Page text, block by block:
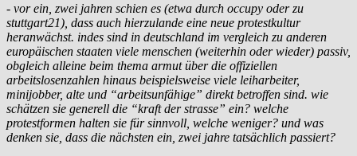
- vor ein, zwei jahren schien es (etwa durch occupy oder zu
stuttgart21), dass auch hierzulande eine neue protestkultur
heranwächst. indes sind in deutschland im vergleich zu anderen
europäischen staaten viele menschen (weiterhin oder wieder) passiv,
obgleich alleine beim thema armut über die offiziellen
arbeitslosenzahlen hinaus beispielsweise viele leiharbeiter,
minijobber, alte und “arbeitsunfähige” direkt betroffen sind. wie
schätzen sie generell die “kraft der strasse” ein? welche
protestformen halten sie für sinnvoll, welche weniger? und was
denken sie, dass die nächsten ein, zwei jahre tatsächlich passiert?